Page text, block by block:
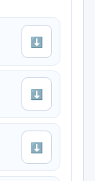
⬇
⬇
⬇